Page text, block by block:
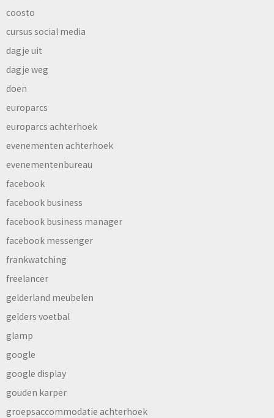
coosto
cursus social media
dagje uit
dagje weg
doen
europarcs
europarcs achterhoek
evenementen achterhoek
evenementenbureau
facebook
facebook business
facebook business manager
facebook messenger
frankwatching
freelancer
gelderland meubelen
gelders voetbal
glamp
google
google display
gouden karper
groepsaccommodatie achterhoek